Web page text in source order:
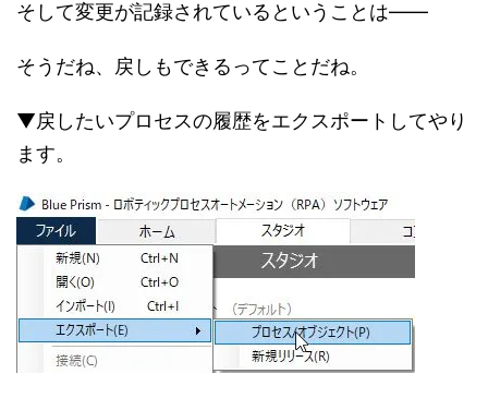
そして変更が記録されているということは――
そうだね、戻しもできるってことだね。
▼戻したいプロセスの履歴をエクスポートしてやり
ます。